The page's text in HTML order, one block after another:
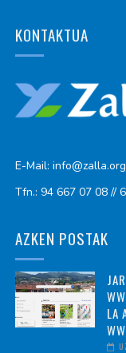
KONTAKTUA
E-Mail: info@zalla.org
Tfn.: 94 667 07 08 //
AZKEN POSTAK
LA